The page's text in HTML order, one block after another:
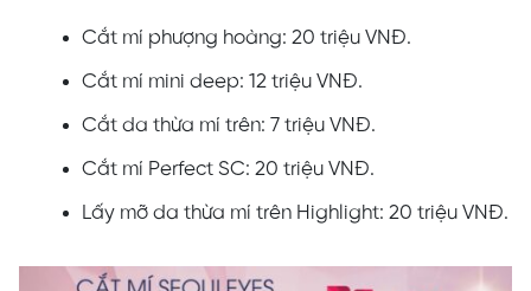
Cắt mí phượng hoàng: 20 triệu VNĐ.
Cắt mí mini deep: 12 triệu VNĐ.
Cắt da thừa mí trên: 7 triệu VNĐ.
Cắt mí Perfect SC: 20 triệu VNĐ.
Lấy mỡ da thừa mí trên Highlight: 20 triệu VNĐ.